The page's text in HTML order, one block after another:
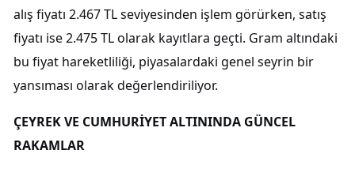
alış fiyatı 2.467 TL seviyesinden işlem görürken, satış
fiyatı ise 2.475 TL olarak kayıtlara geçti. Gram altındaki
bu fiyat hareketliliği, piyasalardaki genel seyrin bir
yansıması olarak değerlendiriliyor.
ÇEYREK VE CUMHURİYET ALTININDA GÜNCEL
RAKAMLAR